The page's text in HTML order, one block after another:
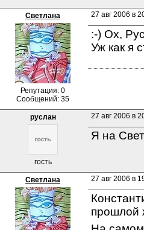
Светлана
Репутация: 0
Сообщений: 35
27 авг 2006 в
:-) Ох,
Уж как я
руслан
гость
27 авг 2006 в
Я на
Светлана 27 авг 2006 в
прошлой